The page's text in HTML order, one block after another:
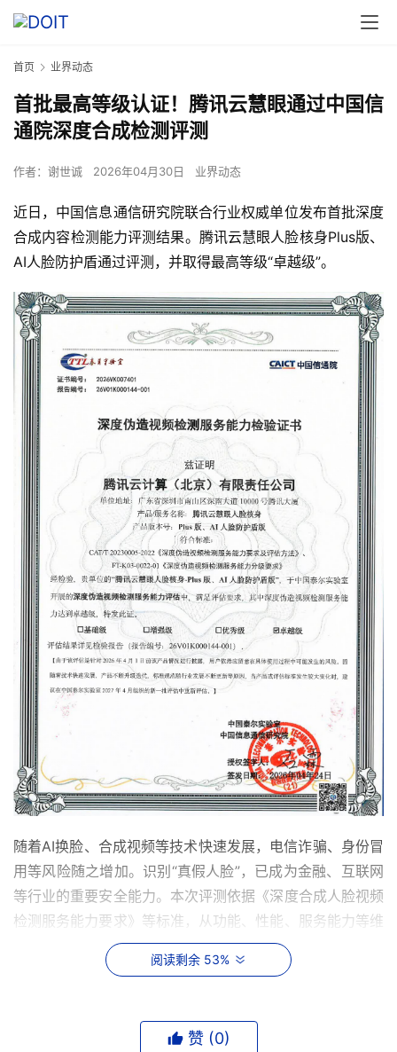
首页 业界动态
首批最高等级认证！腾讯云慧眼通过中国信
通院深度合成检测评测
作者： 谢世诚 2026年04月30日 业界动态
近日，中国信息通信研究院联合行业权威单位发布首批深度
合成内容检测能力评测结果。腾讯云慧眼人脸核身Plus版、
AI人脸防护盾通过评测，并取得最高等级“卓越级”。
随着AI换脸、合成视频等技术快速发展，电信诈骗、身份冒
用等风险随之增加。识别“真假人脸”，已成为金融、互联网
等行业的重要安全能力。本次评测依据《深度合成人脸视频
检测服务能力要求》等标准，从功能、性能、服务能力等维
度进行考核，设置基础级、增强级、优秀级、卓越级四个等
级，其中“卓越级”是在原有三级标准之上新增的最高评级。
技术实力获得权威认可。
阅读剩余 53%
赞 (0)